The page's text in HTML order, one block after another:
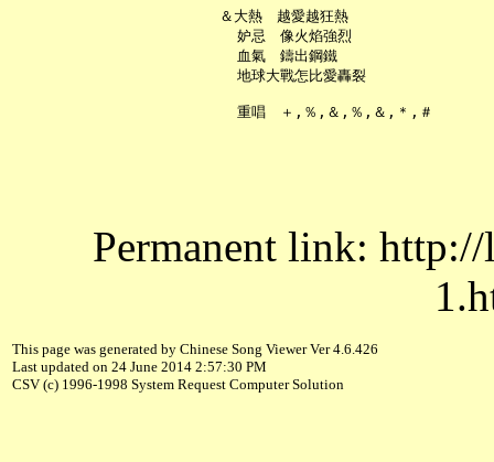
   ＆大熱　越愛越狂熱
     妒忌　像火焰強烈
     血氣　鑄出鋼鐵
     地球大戰怎比愛轟裂
Permanent link:
This page was generated by Chinese Song Viewer Ver 4.6.426
Last updated on 24 June 2014 2:57:30 PM
CSV (c) 1996-1998 System Request Computer Solution